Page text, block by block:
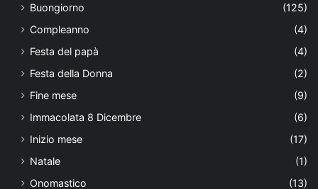
Buongiorno
(125)
Compleanno
(4)
Festa del papà
(4)
Festa della Donna
(2)
Fine mese
(9)
Immacolata 8 Dicembre
(6)
Inizio mese
(17)
Natale
(1)
Onomastico
(13)